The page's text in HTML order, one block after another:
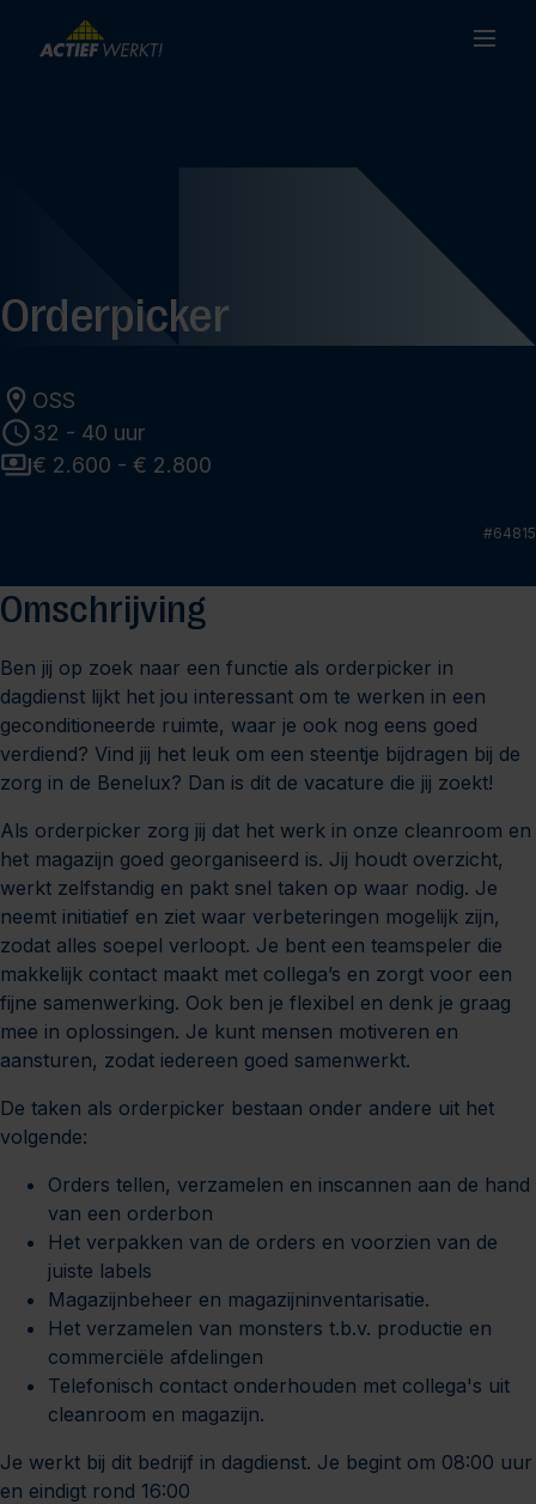
Orderpicker
OSS
32 - 40 uur
€ 2.600 - € 2.800
#64815
Omschrijving
Ben jij op zoek naar een functie als orderpicker in
dagdienst lijkt het jou interessant om te werken in een
geconditioneerde ruimte, waar je ook nog eens goed
verdiend? Vind jij het leuk om een steentje bijdragen bij de
zorg in de Benelux? Dan is dit de vacature die jij zoekt!
Als orderpicker zorg jij dat het werk in onze cleanroom en
het magazijn goed georganiseerd is. Jij houdt overzicht,
werkt zelfstandig en pakt snel taken op waar nodig. Je
neemt initiatief en ziet waar verbeteringen mogelijk zijn,
zodat alles soepel verloopt. Je bent een teamspeler die
makkelijk contact maakt met collega’s en zorgt voor een
fijne samenwerking. Ook ben je flexibel en denk je graag
mee in oplossingen. Je kunt mensen motiveren en
aansturen, zodat iedereen goed samenwerkt.
De taken als orderpicker bestaan onder andere uit het
volgende:
Orders tellen, verzamelen en inscannen aan de hand
van een orderbon
Het verpakken van de orders en voorzien van de
juiste labels
Magazijnbeheer en magazijninventarisatie.
Het verzamelen van monsters t.b.v. productie en
commerciële afdelingen
Telefonisch contact onderhouden met collega's uit
cleanroom en magazijn.
Je werkt bij dit bedrijf in dagdienst. Je begint om 08:00 uur
en eindigt rond 16:00